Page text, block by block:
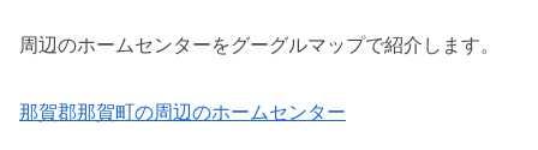
周辺のホームセンターをグーグルマップで紹介します。
那賀郡那賀町の周辺のホームセンター